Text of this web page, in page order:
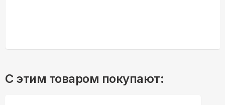
С этим товаром покупают: